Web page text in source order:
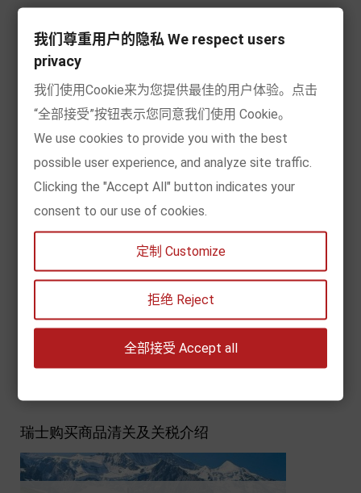
person 发布者: DEERLIB EUROPE
access_time 在: 星期四, 2021 comment 评论: 0 favorite 点击: 2593
更多详情
COVID-19新冠病毒疫情期间发货说明（每日更
新）
更多详情
瑞士购买商品清关及关税介绍
我们尊重用户的隐私 We respect users
privacy
我们使用Cookie来为您提供最佳的用户体验。点击
“全部接受”按钮表示您同意我们使用 Cookie。
We use cookies to provide you with the best
possible user experience, and analyze site traffic.
Clicking the "Accept All" button indicates your
consent to our use of cookies.
定制 Customize
拒绝 Reject
全部接受 Accept all